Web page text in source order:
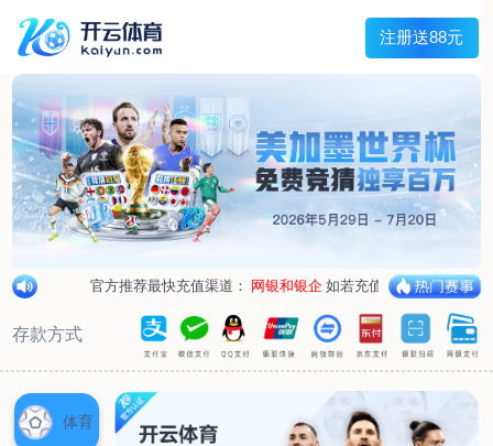
Menu
网站首页
关于我们
产品中心
荣誉资质
厂区设备
人才招聘
新闻中心
销售网点